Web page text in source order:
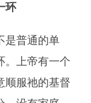
环
是普通的单
。上帝有一个
顺服祂的基督